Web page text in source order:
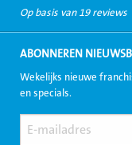
Op basis van 19 reviews
ABONNEREN
Wekelijks nieuwe
en specials.